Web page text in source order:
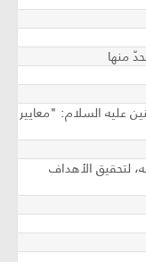
منها
عليه السلام: "معايير
لتحقيق الأهداف